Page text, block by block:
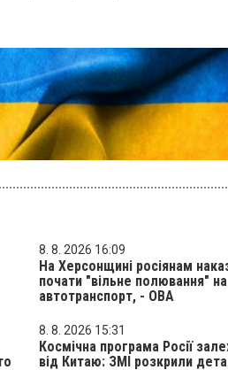
8. 8. 2026 16:09
На Херсонщині росіянам
почати "вільне полювання" на
автотранспорт, - ОВА
8. 8. 2026 15:31
Космічна програма Росії
від Китаю: ЗМІ розкрили